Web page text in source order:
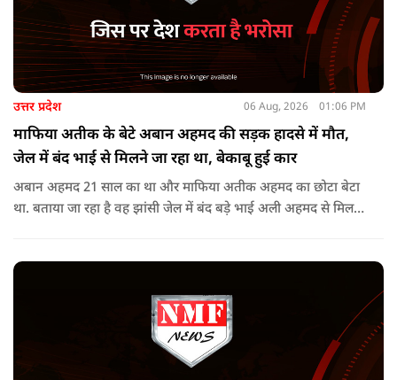
उत्तर प्रदेश 06 Aug, 2026 01:06 PM
माफिया अतीक के बेटे अबान अहमद की सड़क हादसे में मौत,
जेल में बंद भाई से मिलने जा रहा था, बेकाबू हुई कार
अबान अहमद 21 साल का था और माफिया अतीक अहमद का छोटा बेटा
था. बताया जा रहा है वह झांसी जेल में बंद बड़े भाई अली अहमद से मिलने